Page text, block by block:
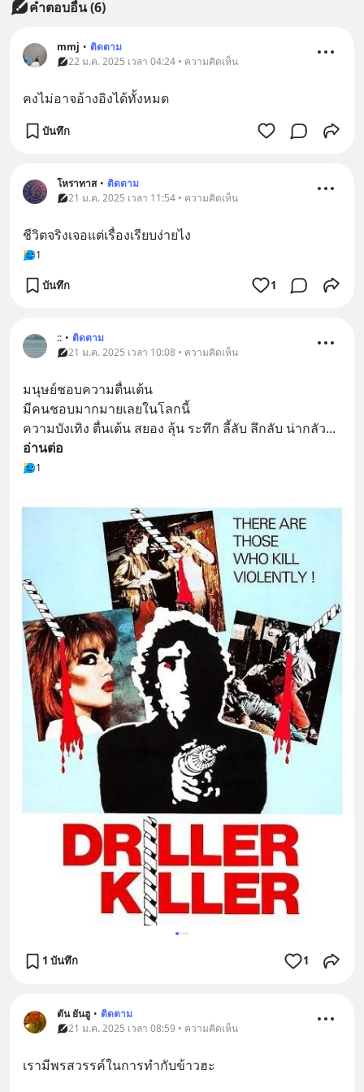
คำตอบอื่น(6)
mmj • ติดตาม
22 ม.ค. 2025 เวลา 04:24 • ความคิดเห็น
คงไม่อาจอ้างอิงได้ทั้งหมด
บันทึก
โหราทาส • ติดตาม
21 ม.ค. 2025 เวลา 11:54 • ความคิดเห็น
ชีวิตจริงเจอแต่เรื่องเรียบง่ายไง
1
บันทึก 1
:: • ติดตาม
21 ม.ค. 2025 เวลา 10:08 • ความคิดเห็น
มนุษย์ชอบความตื่นเต้น
มีคนชอบมากมายเลยในโลกนี้
ความบังเทิง ตื่นเต้น สยอง ลุ้น ระทึก ลี้ลับ ลึกลับ น่ากลัว
อ่านต่อ
1
1 บันทึก 1
ตัน ยันฮู • ติดตาม
21 ม.ค. 2025 เวลา 08:59 • ความคิดเห็น
เรามีพรสวรรค์ในการทำกับข้าวฮะ